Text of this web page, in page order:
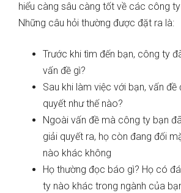
hiểu càng sâu càng tốt về các công
Những câu hỏi thường được đặt ra là:
Trước khi tìm đến bạn, công ty
vấn đề gì?
Sau khi làm việc với bạn, vấn
quyết như thế nào?
Ngoài vấn đề mà công ty bạn
giải quyết ra, họ còn đang đối
nào khác không
Họ thường đọc báo gì? Họ có
ty nào khác trong ngành của